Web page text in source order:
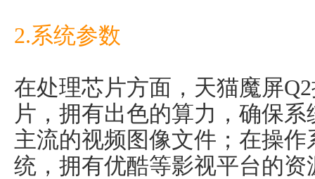
2.系统参数
在处理芯片方面，天猫魔屏
片，拥有出色的算力，确保
主流的视频图像文件；在操
统，拥有优酷等影视平台的